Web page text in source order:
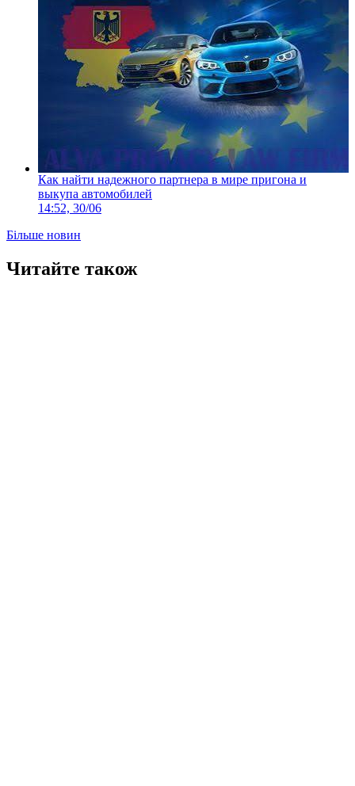
Как найти надежного партнера в мире пригона и
выкупа автомобилей
14:52, 30/06
Більше новин
Читайте також